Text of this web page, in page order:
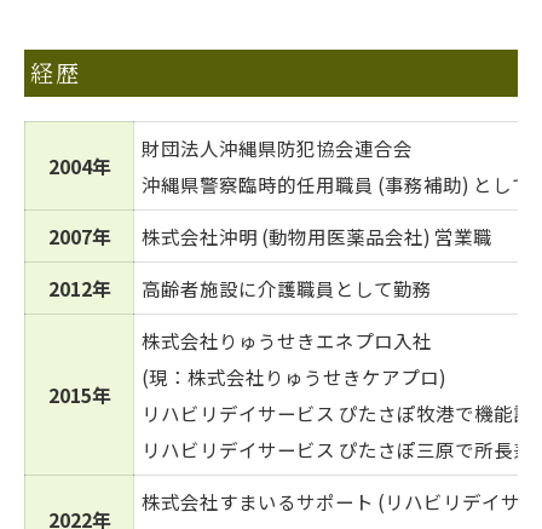
経歴
2004年
財団法人沖縄県防犯協会連合会
沖縄県警察臨時的任用職員 (事務補助) として
2007年
株式会社沖明 (動物用医薬品会社) 営業職
2012年
高齢者施設に介護職員として勤務
2015年
株式会社りゅうせきエネプロ入社
(現：株式会社りゅうせきケアプロ)
リハビリデイサービス ぴたさぽ牧港で機能
リハビリデイサービス ぴたさぽ三原で所長
2022年
株式会社すまいるサポート (リハビリデイサ